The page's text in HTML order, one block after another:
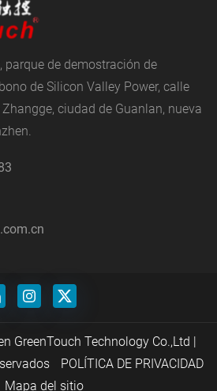
parque de demostración de
de Silicon Valley Power, calle
ciudad de Guanlan, nueva
GreenTouch Technology Co.,Ltd |
POLÍTICA DE PRIVACIDAD
Mapa del sitio